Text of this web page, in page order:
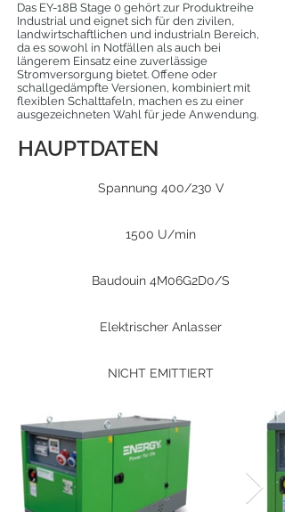
Das EY-18B Stage 0 gehört zur Produktreihe
Industrial und eignet sich für den zivilen,
landwirtschaftlichen und industrialn Bereich,
da es sowohl in Notfällen als auch bei
längerem Einsatz eine zuverlässige
Stromversorgung bietet. Offene oder
schallgedämpfte Versionen, kombiniert mit
flexiblen Schalttafeln, machen es zu einer
ausgezeichneten Wahl für jede Anwendung.
HAUPTDATEN
Spannung 400/230 V
1500 U/min
Baudouin 4M06G2D0/S
Elektrischer Anlasser
NICHT EMITTIERT